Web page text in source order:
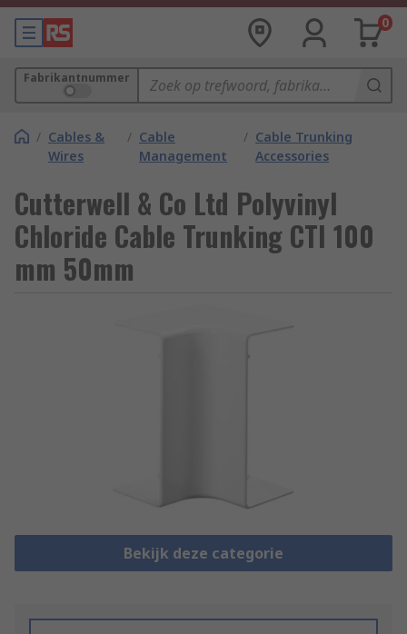
0
Fabrikantnummer
/ Cables &
Wires
/ Cable
Management
/ Cable Trunking
Accessories
Cutterwell & Co Ltd Polyvinyl
Chloride Cable Trunking CTI 100
mm 50mm
Bekijk deze categorie